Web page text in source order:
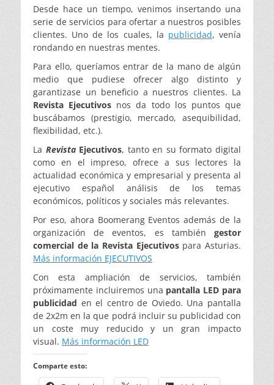
Desde hace un tiempo, venimos insertando una
serie de servicios para ofertar a nuestros posibles
clientes. Uno de los cuales, la publicidad, venía
rondando en nuestras mentes.
Para ello, queríamos entrar de la mano de algún
medio que pudiese ofrecer algo distinto y
garantizase un beneficio a nuestros clientes. La
Revista Ejecutivos nos da todo los puntos que
buscábamos (prestigio, mercado, asequibilidad,
flexibilidad, etc.).
La RevistaEjecutivos, tanto en su formato digital
como en el impreso, ofrece a sus lectores la
actualidad económica y empresarial y presenta al
ejecutivo español análisis de los temas
económicos, políticos y sociales más relevantes.
Por eso, ahora Boomerang Eventos además de la
organización de eventos, es también gestor
comercial de la Revista Ejecutivos para Asturias.
Más información EJECUTIVOS
Con esta ampliación de servicios, también
próximamente incluiremos una pantalla LED para
publicidad en el centro de Oviedo. Una pantalla
de 2x2m en la que podrá incluir su publicidad con
un coste muy reducido y un gran impacto
visual. Más información LED
Comparte esto: